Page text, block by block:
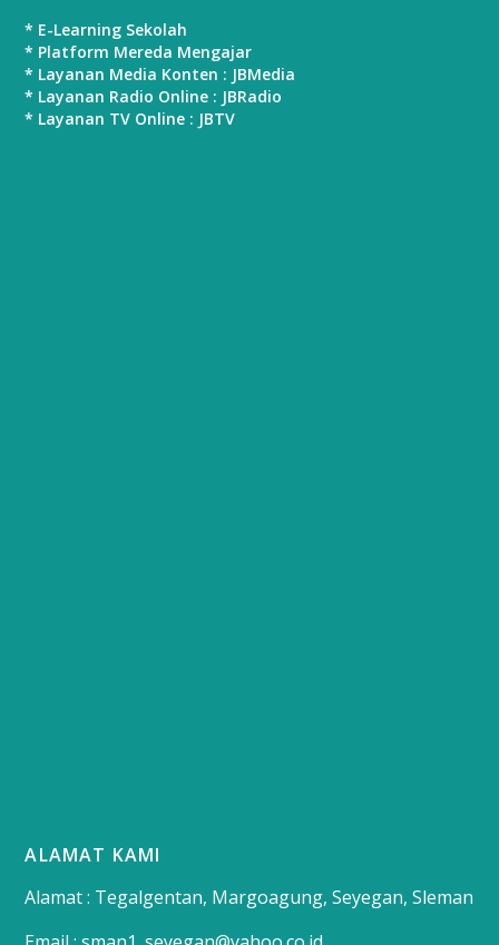
* E-Learning Sekolah
* Platform Mereda Mengajar
* Layanan Media Konten : JBMedia
* Layanan Radio Online : JBRadio
* Layanan TV Online : JBTV
ALAMAT KAMI
Alamat : Tegalgentan, Margoagung, Seyegan, Sleman